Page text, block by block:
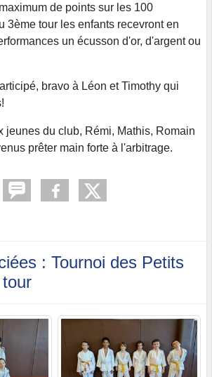
de points sur les 100
3ème tour les enfants recevront en
un écusson d'or, d'argent ou
bravo à Léon et Timothy qui
jeunes du club, Rémi, Mathis, Romain
prêter main forte à l'arbitrage.
: Tournoi des Petits